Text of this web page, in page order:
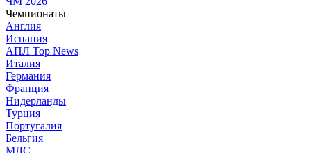
Чемпионаты
Англия
Испания
АПЛ Top News
Италия
Германия
Франция
Нидерланды
Турция
Португалия
Бельгия
МЛС